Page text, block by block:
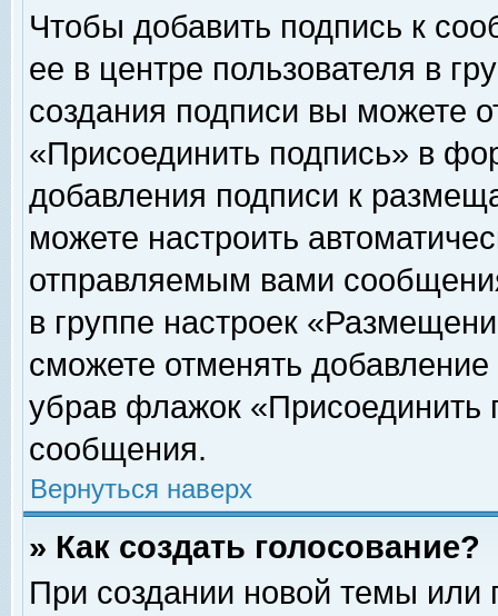
Чтобы добавить подпись к
ее в центре пользователя в
создания подписи вы можете
«Присоединить подпись» в
добавления подписи к
можете настроить
отправляемым вами
в группе настроек
сможете отменять
убрав флажок «Присоединить
сообщения.
Вернуться наверх
» Как создать голосование?
При создании новой темы или